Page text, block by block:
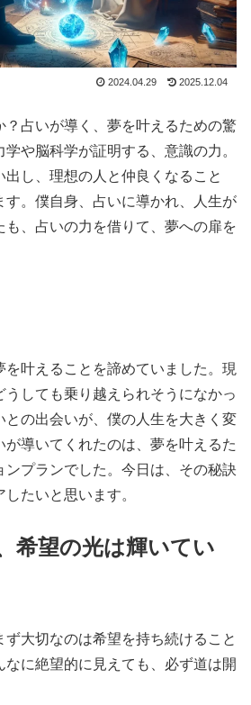
2024.04.29 2025.12.04
？占いが導く、夢を叶えるための驚
や脳科学が証明する、意識の力。
し、理想の人と仲良くなること
す。僕自身、占いに導かれ、人生が
も、占いの力を借りて、夢への扉を
叶えることを諦めていました。現
しても乗り越えられそうになかっ
との出会いが、僕の人生を大きく変
が導いてくれたのは、夢を叶えるた
ンプランでした。今日は、その秘訣
たいと思います。
希望の光は輝いてい
大切なのは希望を持ち続けること
なに絶望的に見えても、必ず道は開